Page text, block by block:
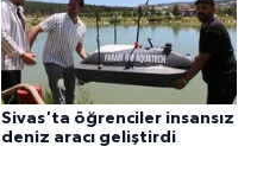
Sivas'ta öğrenciler insansız
deniz aracı geliştirdi